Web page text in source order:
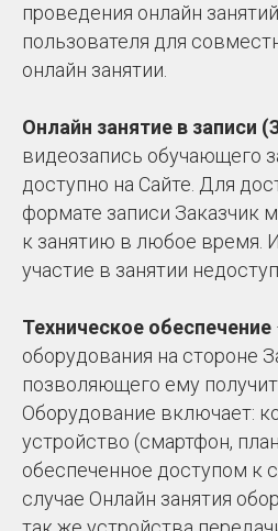
проведения онлайн
пользователя для
онлайн занятии.
Онлайн занятие в записи
видеозапись обучающего
доступно на Сайте. Для
формате записи Заказчик
к занятию в любое время.
участие в занятии
Техническое обеспечение
оборудования на стороне
позволяющего ему
Оборудование включает:
устройство (смартфон,
обеспеченное доступом к
случае Онлайн занятия